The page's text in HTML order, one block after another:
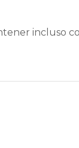
incluso